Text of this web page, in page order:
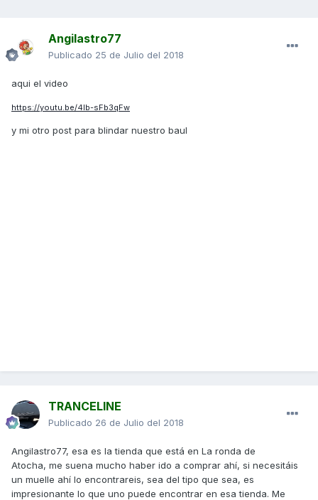
Angilastro77
Publicado 25 de Julio del 2018
aqui el video
https://youtu.be/4lb-sFb3qFw
y mi otro post para blindar nuestro baul
TRANCELINE
Publicado 26 de Julio del 2018
Angilastro77, esa es la tienda que está en La ronda de
Atocha, me suena mucho haber ido a comprar ahí, si necesitáis
un muelle ahí lo encontrareis, sea del tipo que sea, es
impresionante lo que uno puede encontrar en esa tienda. Me